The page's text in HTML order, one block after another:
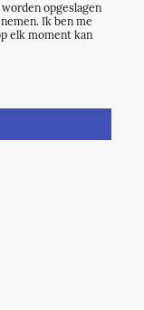
opgeslagen
Ik ben me
elk moment kan